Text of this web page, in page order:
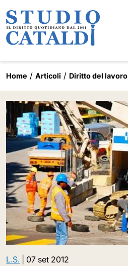
Home Articoli Diritto del lavoro
L.S. 07 set 2012